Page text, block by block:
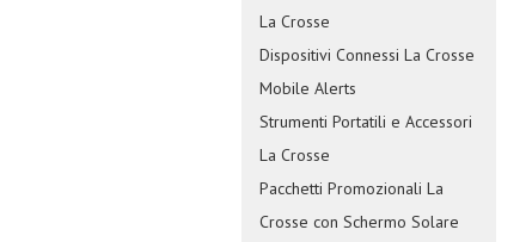
La Crosse
Dispositivi Connessi La Crosse
Mobile Alerts
Strumenti Portatili e Accessori
La Crosse
Pacchetti Promozionali La
Crosse con Schermo Solare